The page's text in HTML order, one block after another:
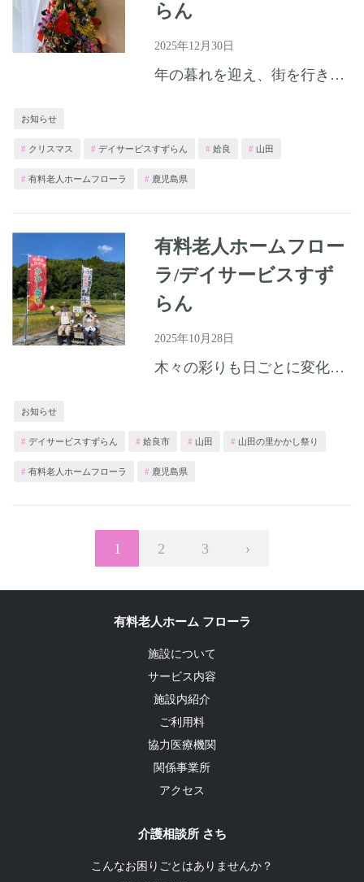
らん
2025年12月30日
年の暮れを迎え、街を行き交う人々の足どりにもあわただしさが感じられるようになってまいりました。皆様いかがお過ごしでしょうか。 ホームではクリスマス会を開催いたしました
お知らせ
クリスマス デイサービスすずらん 姶良 山田
有料老人ホームフローラ 鹿児島県
有料老人ホームフロー
ラ/デイサービスすず
らん
2025年10月28日
木々の彩りも日ごとに変化を見せて、目を楽しませてくれます
お知らせ
デイサービスすずらん 姶良市 山田 山田の里かかし祭り
有料老人ホームフローラ 鹿児島県
Page
1 Page
2 Page
3 ›
有料老人ホーム フローラ
施設について
サービス内容
施設内紹介
ご利用料
協力医療機関
関係事業所
アクセス
介護相談所 さち
こんなお困りごとはありませんか？